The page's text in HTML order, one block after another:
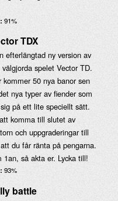
91%
TDX
efterlängtad ny version av
spelet Vector TD.
kommer 50 nya banor sen
nya typer av fiender som
på ett lite speciellt sätt.
komma till slutet av
och uppgraderingar till
du får ränta på pengarna.
så akta er. Lycka till!
93%
battle